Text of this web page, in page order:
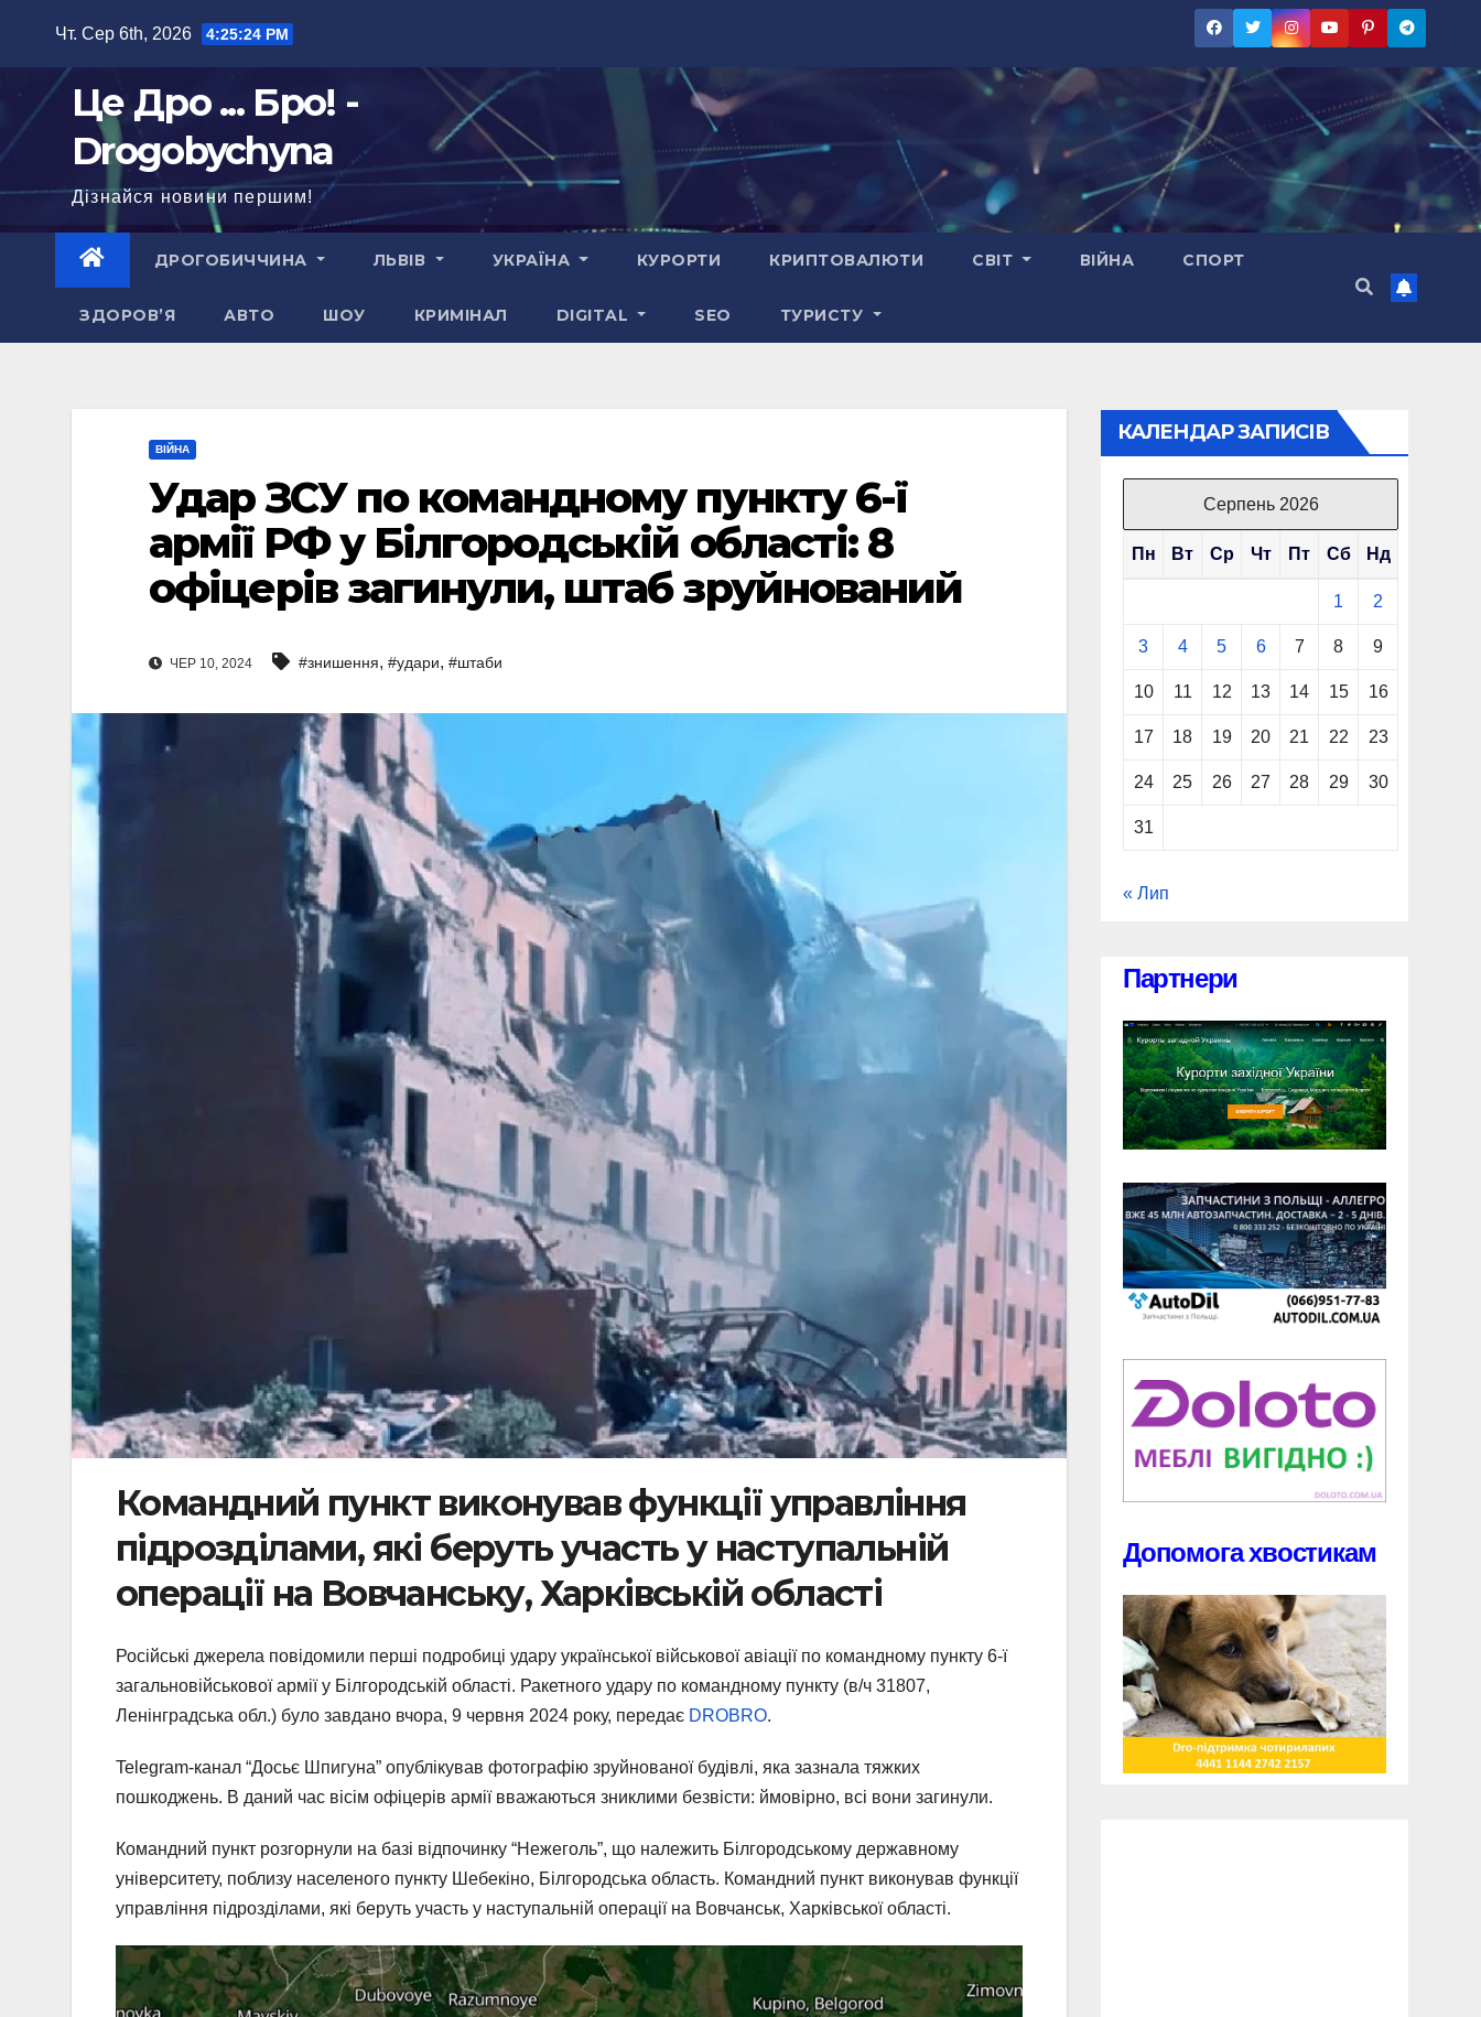
Чт. Сер 6th, 2026 4:25:26 PM
Це Дро ... Бро! -
Drogobychyna
Дізнайся новини першим!
ДРОГОБИЧЧИНА ЛЬВІВ УКРАЇНА КУРОРТИ КРИПТОВАЛЮТИ СВІТ ВІЙНА СПОРТ
ЗДОРОВ’Я АВТО ШОУ КРИМІНАЛ DIGITAL SEO ТУРИСТУ
ВІЙНА
Удар ЗСУ по командному пункту 6-ї
армії РФ у Білгородській області: 8
офіцерів загинули, штаб зруйнований
ЧЕР 10, 2024 #знишення, #удари, #штаби
Командний пункт виконував функції управління
підрозділами, які беруть участь у наступальній
операції на Вовчанську, Харківській області
Російські джерела повідомили перші подробиці удару української військової авіації по командному пункту 6-ї
загальновійськової армії у Білгородській області. Ракетного удару по командному пункту (в/ч 31807,
Ленінградська обл.) було завдано вчора, 9 червня 2024 року, передає DROBRO.
Telegram-канал “Досьє Шпигуна” опублікував фотографію зруйнованої будівлі, яка зазнала тяжких
пошкоджень. В даний час вісім офіцерів армії вважаються зниклими безвісти: ймовірно, всі вони загинули.
Командний пункт розгорнули на базі відпочинку “Нежеголь”, що належить Білгородському державному
університету, поблизу населеного пункту Шебекіно, Білгородська область. Командний пункт виконував функції
управління підрозділами, які беруть участь у наступальній операції на Вовчанськ, Харківської області.
КАЛЕНДАР ЗАПИСІВ
Серпень 2026
Пн Вт Ср Чт Пт Сб Нд
1 2
3 4 5 6 7 8 9
10 11 12 13 14 15 16
17 18 19 20 21 22 23
24 25 26 27 28 29 30
31
« Лип
Партнери
Допомога хвостикам